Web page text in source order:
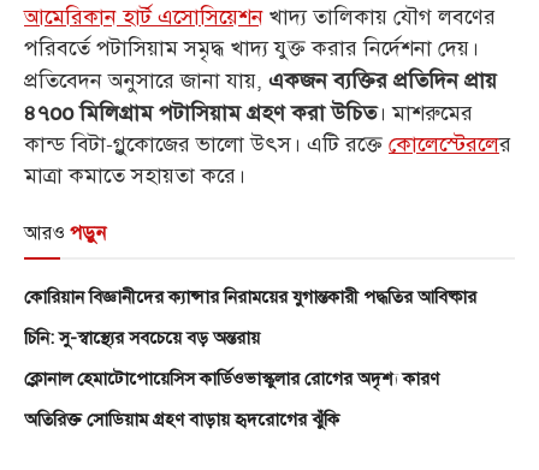
আমেরিকান হার্ট এসোসিয়েশন খাদ্য তালিকায় যৌগ লবণের
পরিবর্তে পটাসিয়াম সমৃদ্ধ খাদ্য যুক্ত করার নির্দেশনা দেয়।
প্রতিবেদন অনুসারে জানা যায়, একজন ব্যক্তির প্রতিদিন প্রায়
৪৭oo মিলিগ্রাম পটাসিয়াম গ্রহণ করা উচিত। মাশরুমের
কান্ড বিটা-গ্লুকোজের ভালো উৎস। এটি রক্তে কোলেস্টেরলের
মাত্রা কমাতে সহায়তা করে।
আরও পড়ুন
কোরিয়ান বিজ্ঞানীদের ক্যান্সার নিরাময়ের যুগান্তকারী পদ্ধতির আবিষ্কার
চিনি: সু-স্বাস্থ্যের সবচেয়ে বড় অন্তরায়
ক্লোনাল হেমাটোপোয়েসিস কার্ডিওভাস্কুলার রোগের অদৃশ্য কারণ
অতিরিক্ত সোডিয়াম গ্রহণ বাড়ায় হৃদরোগের ঝুঁকি